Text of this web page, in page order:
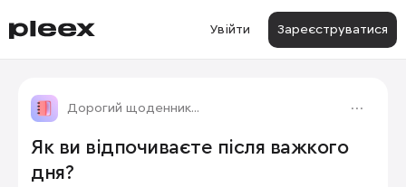
Увійти Зареєструватися
Дорогий щоденник...
Як ви відпочиваєте після важкого
дня?